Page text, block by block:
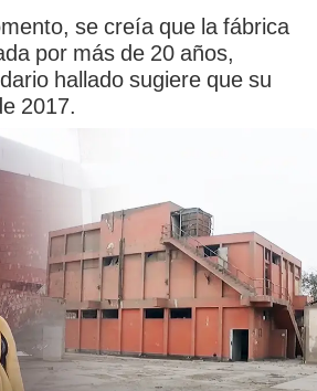
se creía que la fábrica
por más de 20 años,
hallado sugiere que su
2017.